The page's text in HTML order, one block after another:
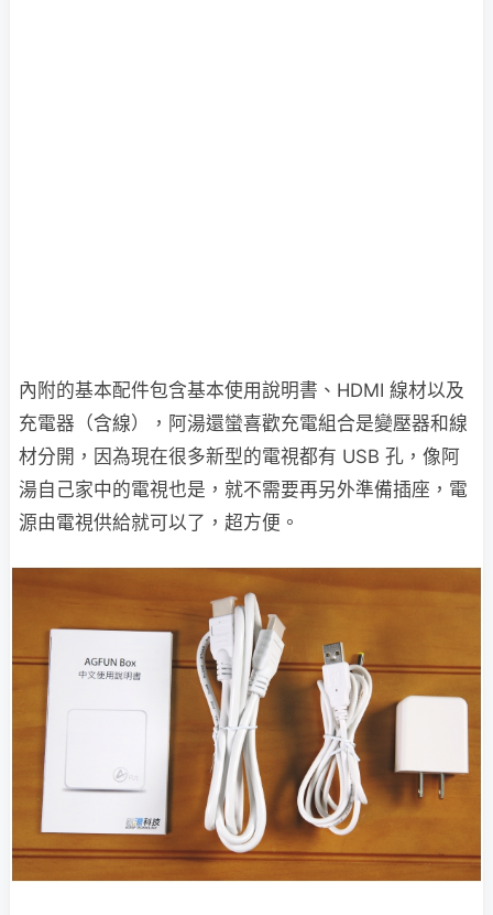
內附的基本配件包含基本使用說明書、HDMI 線材以及
充電器（含線），阿湯還蠻喜歡充電組合是變壓器和線
材分開，因為現在很多新型的電視都有 USB 孔，像阿
湯自己家中的電視也是，就不需要再另外準備插座，電
源由電視供給就可以了，超方便。